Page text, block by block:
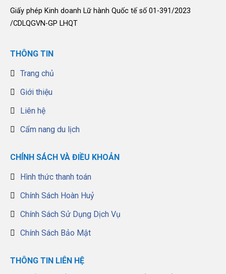
Giấy phép Kinh doanh Lữ hành Quốc tế số 01-391/2023
/CDLQGVN-GP LHQT
THÔNG TIN
Trang chủ
Giới thiệu
Liên hệ
Cẩm nang du lịch
CHÍNH SÁCH VÀ ĐIỀU KHOẢN
Hình thức thanh toán
Chính Sách Hoàn Huỷ
Chính Sách Sử Dụng Dịch Vụ
Chính Sách Bảo Mật
THÔNG TIN LIÊN HỆ